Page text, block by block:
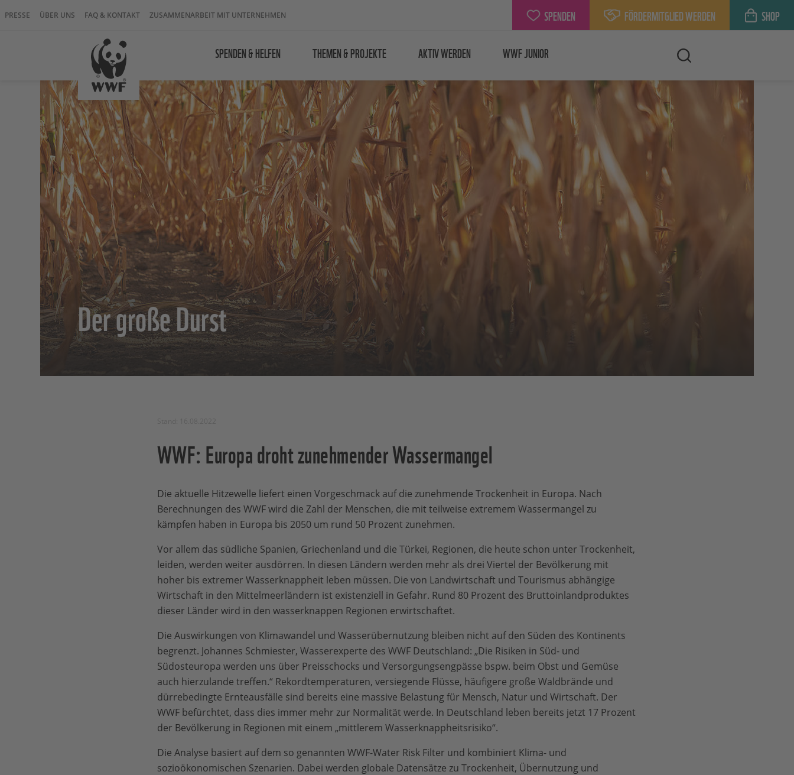
PRESSE ÜBER UNS FAQ & KONTAKT ZUSAMMENARBEIT MIT UNTERNEHMEN SPENDEN FÖRDERMITGLIED WERDEN SHOP
SPENDEN & HELFEN THEMEN & PROJEKTE AKTIV WERDEN WWF JUNIOR
Der große Durst
WWF: Europa droht zunehmender Wassermangel
Die aktuelle Hitzewelle liefert einen Vorgeschmack auf die zunehmende Trockenheit in Europa. Nach
Berechnungen des WWF wird die Zahl der Menschen, die mit teilweise extremem Wassermangel zu
kämpfen haben in Europa bis 2050 um rund 50 Prozent zunehmen.
Vor allem das südliche Spanien, Griechenland und die Türkei, Regionen, die heute schon unter Trockenheit,
leiden, werden weiter ausdörren. In diesen Ländern werden mehr als drei Viertel der Bevölkerung mit
hoher bis extremer Wasserknappheit leben müssen. Die von Landwirtschaft und Tourismus abhängige
Wirtschaft in den Mittelmeerländern ist existenziell in Gefahr. Rund 80 Prozent des Bruttoinlandproduktes
dieser Länder wird in den wasserknappen Regionen erwirtschaftet.
Die Auswirkungen von Klimawandel und Wasserübernutzung bleiben nicht auf den Süden des Kontinents
begrenzt. Johannes Schmiester, Wasserexperte des WWF Deutschland: „Die Risiken in Süd- und
Südosteuropa werden uns über Preisschocks und Versorgungsengpässe bspw. beim Obst und Gemüse
auch hierzulande treffen.“ Rekordtemperaturen, versiegende Flüsse, häufigere große Waldbrände und
dürrebedingte Ernteausfälle sind bereits eine massive Belastung für Mensch, Natur und Wirtschaft. Der
WWF befürchtet, dass dies immer mehr zur Normalität werde. In Deutschland leben bereits jetzt 17 Prozent
der Bevölkerung in Regionen mit einem „mittlerem Wasserknappheitsrisiko“.
Die Analyse basiert auf dem so genannten WWF-Water Risk Filter und kombiniert Klima- und
sozioökonomischen Szenarien. Dabei werden globale Datensätze zu Trockenheit, Übernutzung und